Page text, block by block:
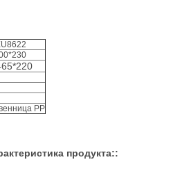
PP
продукта::